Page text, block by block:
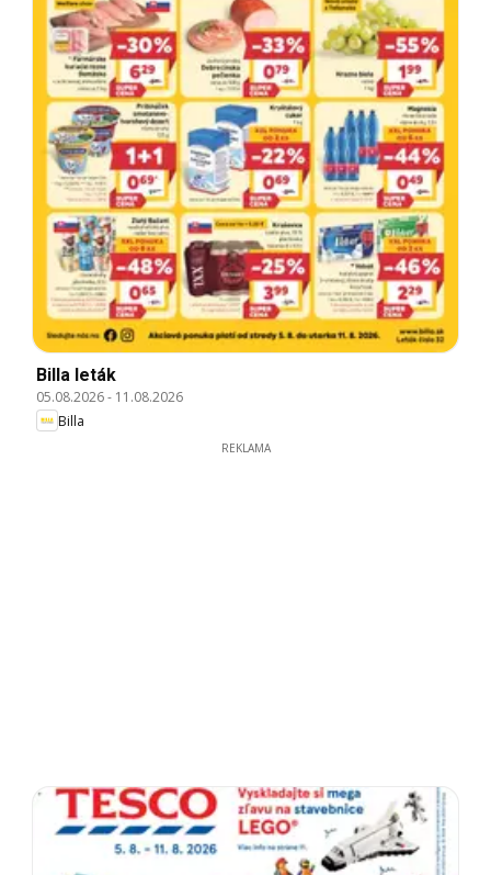
Billa leták
05.08.2026- 11.08.2026
Billa
REKLAMA